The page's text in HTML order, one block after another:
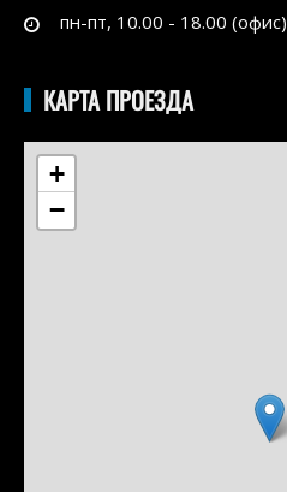
пн-пт, 10.00 - 18.00 (офис)
КАРТА ПРОЕЗДА
+
−